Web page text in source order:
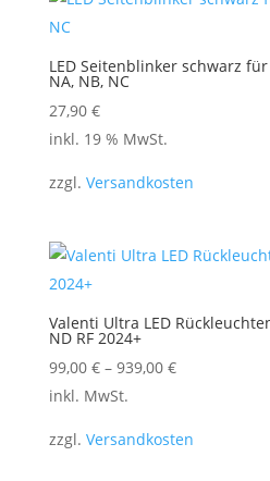
auf.
Optionen
können
auf
Produktseite
werden
LED Seitenblinker schwarz
NA, NB, NC
27,90 €
inkl. 19 % MwSt.
zzgl. Versandkosten
Valenti Ultra LED
ND RF 2024+
99,00 €– 939,00 €
Dieses
weist
inkl. MwSt.
zzgl. Versandkosten